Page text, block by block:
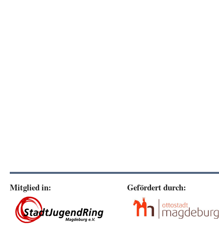
Mitglied in: Gefördert durch: